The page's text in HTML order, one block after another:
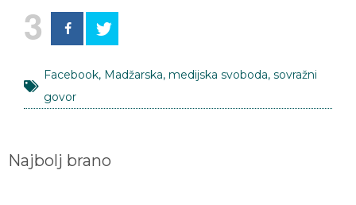
3
Facebook, Madžarska, medijska svoboda, sovražni
govor
Najbolj brano